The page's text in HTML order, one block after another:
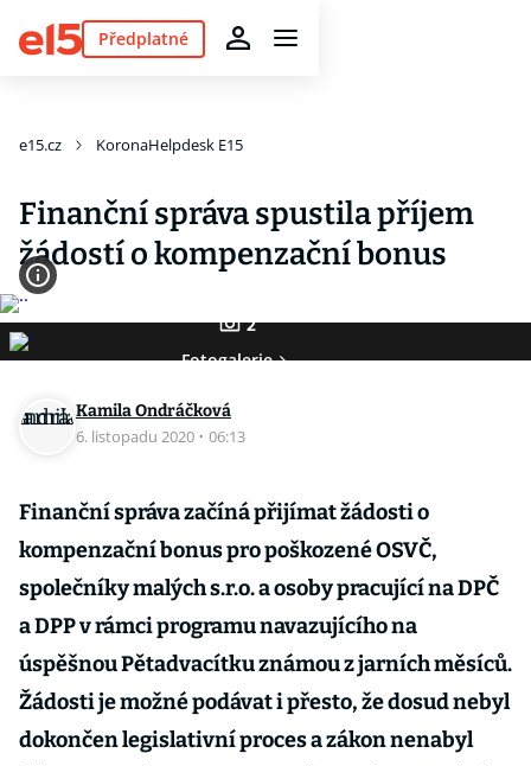
Předplatné
e15.cz KoronaHelpdesk E15
Finanční správa spustila příjem
žádostí o kompenzační bonus
2
Fotogalerie
Kamila Ondráčková
6. listopadu 2020 · 06:13
Finanční správa začíná přijímat žádosti o
kompenzační bonus pro poškozené OSVČ,
společníky malých s.r.o. a osoby pracující na DPČ
a DPP v rámci programu navazujícího na
úspěšnou Pětadvacítku známou z jarních měsíců.
Žádosti je možné podávat i přesto, že dosud nebyl
dokončen legislativní proces a zákon nenabyl